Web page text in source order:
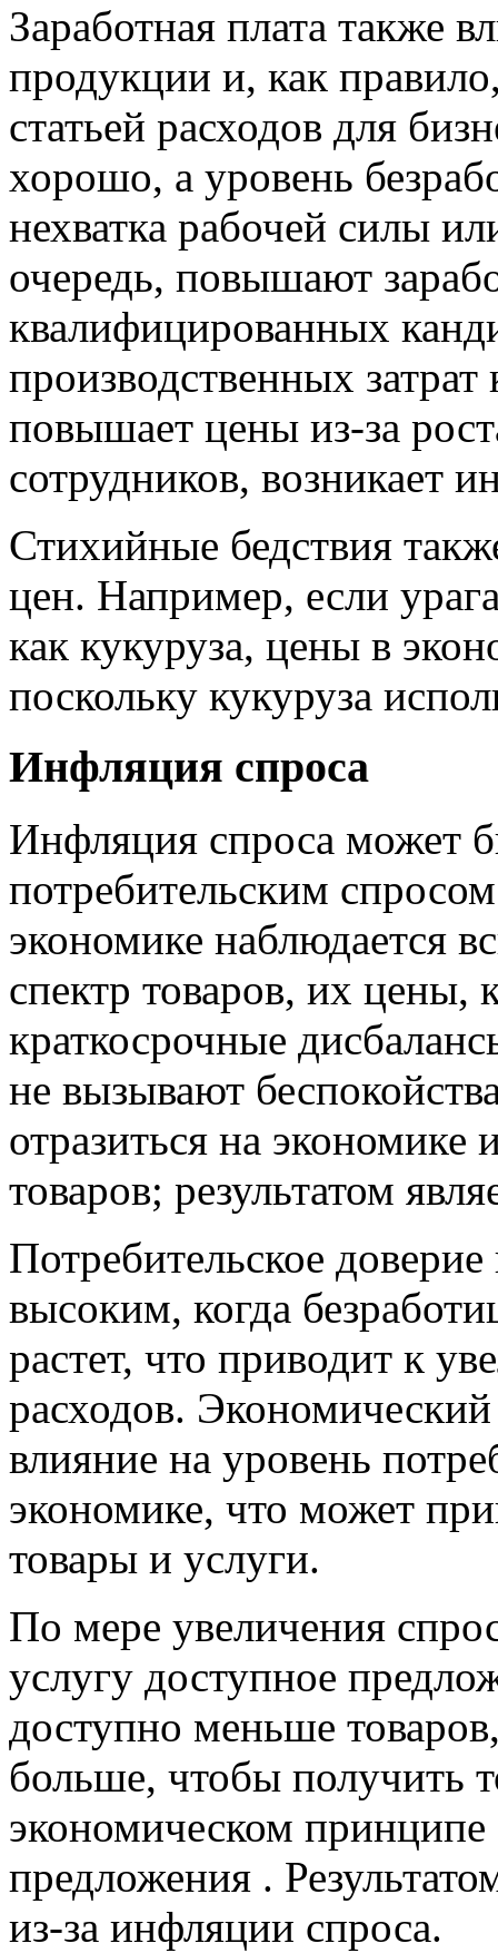
Заработная плата также
продукции и, как
статьей расходов для
хорошо, а уровень
нехватка рабочей силы
очередь, повышают
квалифицированных
производственных
повышает цены из-за
сотрудников, возникает
Стихийные бедствия
цен. Например, если
как кукуруза, цены в
поскольку кукуруза
Инфляция спроса
Инфляция спроса может
потребительским
экономике наблюдается
спектр товаров, их цены,
краткосрочные
не вызывают
отразиться на экономике
товаров; результатом
Потребительское
высоким, когда
растет, что приводит к
расходов.
влияние на уровень
экономике, что может
товары и услуги.
По мере увеличения
услугу доступное
доступно меньше
больше, чтобы получить
экономическом
предложения .
из-за инфляции спроса.